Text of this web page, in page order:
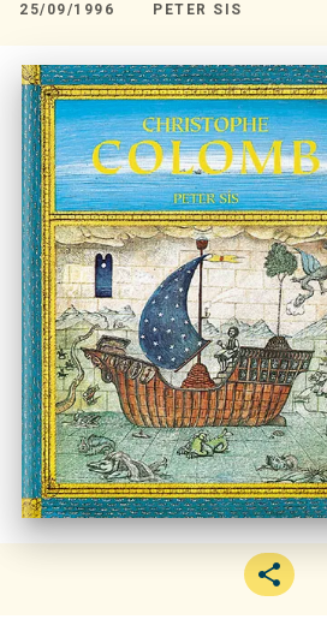
25/09/1996 PETER SIS